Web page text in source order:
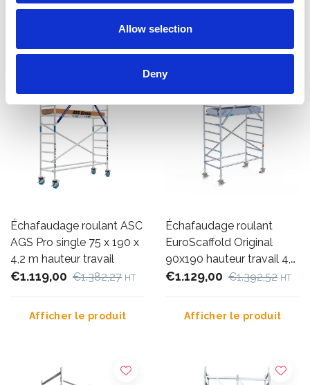
Allow selection
Deny
Échafaudage roulant ASC
AGS Pro single 75 x 190 x
4,2 m hauteur travail
€1.119,00 €1.382,27 HT
Afficher le produit
Échafaudage roulant
EuroScaffold Original
90x190 hauteur travail 4,2
m
€1.129,00 €1.392,52 HT
Afficher le produit